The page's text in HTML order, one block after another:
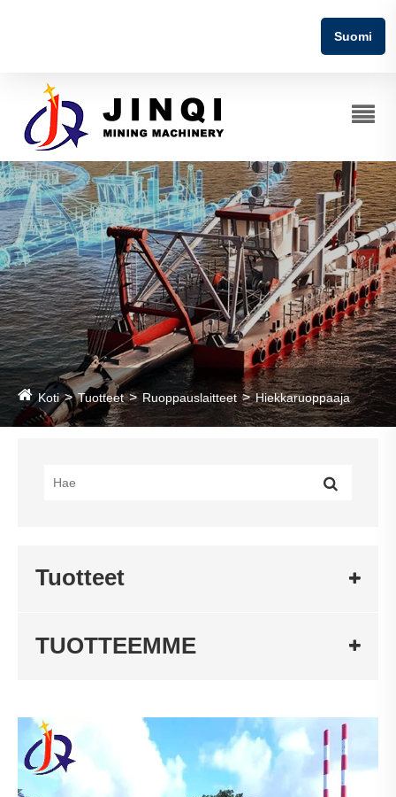
Suomi
Koti Tuotteet Ruoppauslaitteet Hiekkaruoppaaja
Tuotteet
TUOTTEEMME